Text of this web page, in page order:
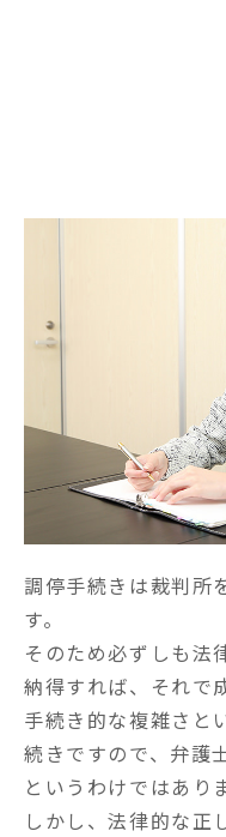
調停手続きは裁判所
す。
そのため必ずしも法
納得すれば、それで
手続き的な複雑さと
続きですので、弁護
というわけではあり
しかし、法律的な正